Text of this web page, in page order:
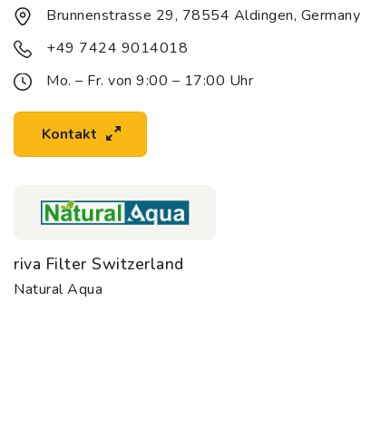
Brunnenstrasse 29, 78554 Aldingen, Germany
+49 7424 9014018
Mo. – Fr. von 9:00 – 17:00 Uhr
Kontakt
riva Filter Switzerland
Natural Aqua